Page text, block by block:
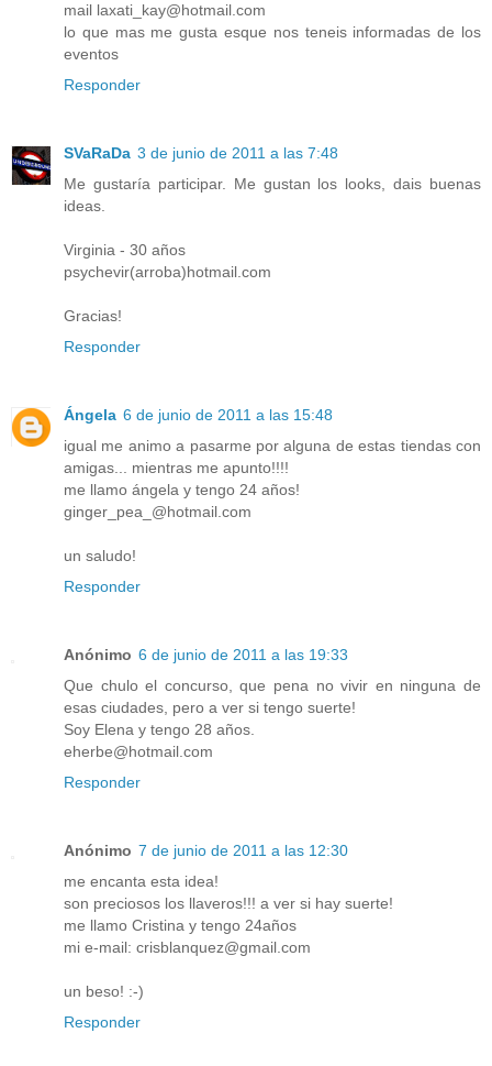
mail laxati_kay@hotmail.com
lo que mas me gusta esque nos teneis informadas de los
eventos
Responder
SVaRaDa 3 de junio de 2011 a las 7:48
Me gustaría participar. Me gustan los looks, dais buenas
ideas.
Virginia - 30 años
psychevir(arroba)hotmail.com
Gracias!
Responder
Ángela 6 de junio de 2011 a las 15:48
igual me animo a pasarme por alguna de estas tiendas con
amigas... mientras me apunto!!!!
me llamo ángela y tengo 24 años!
ginger_pea_@hotmail.com
un saludo!
Responder
Anónimo 6 de junio de 2011 a las 19:33
Que chulo el concurso, que pena no vivir en ninguna de
esas ciudades, pero a ver si tengo suerte!
Soy Elena y tengo 28 años.
eherbe@hotmail.com
Responder
Anónimo 7 de junio de 2011 a las 12:30
me encanta esta idea!
son preciosos los llaveros!!! a ver si hay suerte!
me llamo Cristina y tengo 24años
mi e-mail: crisblanquez@gmail.com
un beso! :-)
Responder